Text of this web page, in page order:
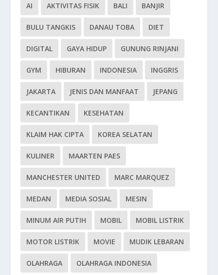
AI AKTIVITAS FISIK BALI BANJIR
BULU TANGKIS DANAU TOBA DIET
DIGITAL GAYA HIDUP GUNUNG RINJANI
GYM HIBURAN INDONESIA INGGRIS
JAKARTA JENIS DAN MANFAAT JEPANG
KECANTIKAN KESEHATAN
KLAIM HAK CIPTA KOREA SELATAN
KULINER MAARTEN PAES
MANCHESTER UNITED MARC MARQUEZ
MEDAN MEDIA SOSIAL MESIN
MINUM AIR PUTIH MOBIL MOBIL LISTRIK
MOTOR LISTRIK MOVIE MUDIK LEBARAN
OLAHRAGA OLAHRAGA INDONESIA